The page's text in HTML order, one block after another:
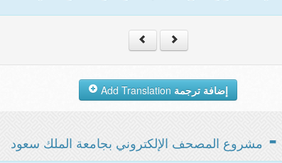
إضافة ترجمة
مشروع المصحف الإلكتروني بجامعة الملك سعود